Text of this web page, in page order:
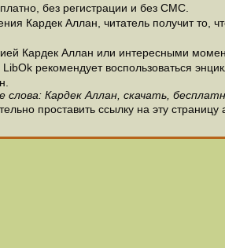
без регистрации и без СМС.
Кардек Аллан, читатель получит то,
Кардек Аллан или интересными
рекомендует воспользоваться
слова: Кардек Аллан, скачать,
проставить ссылку на эту